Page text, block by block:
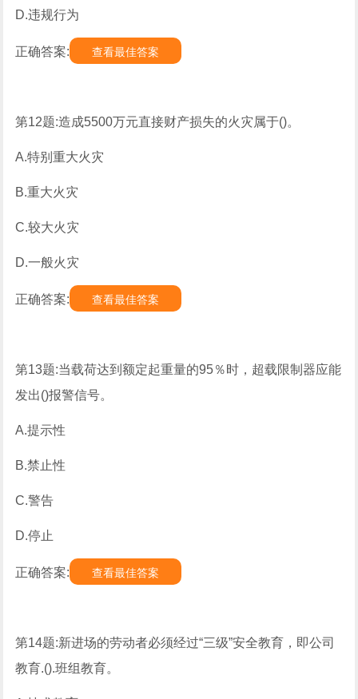
D.违规行为
正确答案: 查看最佳答案
第12题:造成5500万元直接财产损失的火灾属于()。
A.特别重大火灾
B.重大火灾
C.较大火灾
D.一般火灾
正确答案: 查看最佳答案
第13题:当载荷达到额定起重量的95％时，超载限制器应能
发出()报警信号。
A.提示性
B.禁止性
C.警告
D.停止
正确答案: 查看最佳答案
第14题:新进场的劳动者必须经过“三级”安全教育，即公司
教育.().班组教育。